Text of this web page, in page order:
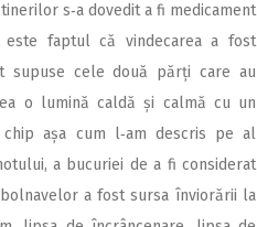
s‑a dovedit a fi medicament
faptul că vindecarea a fost
supuse cele două părți care au
o lumină caldă și calmă cu un
așa cum l‑am descris pe al
a bucuriei de a fi considerat
a fost sursa înviorării la